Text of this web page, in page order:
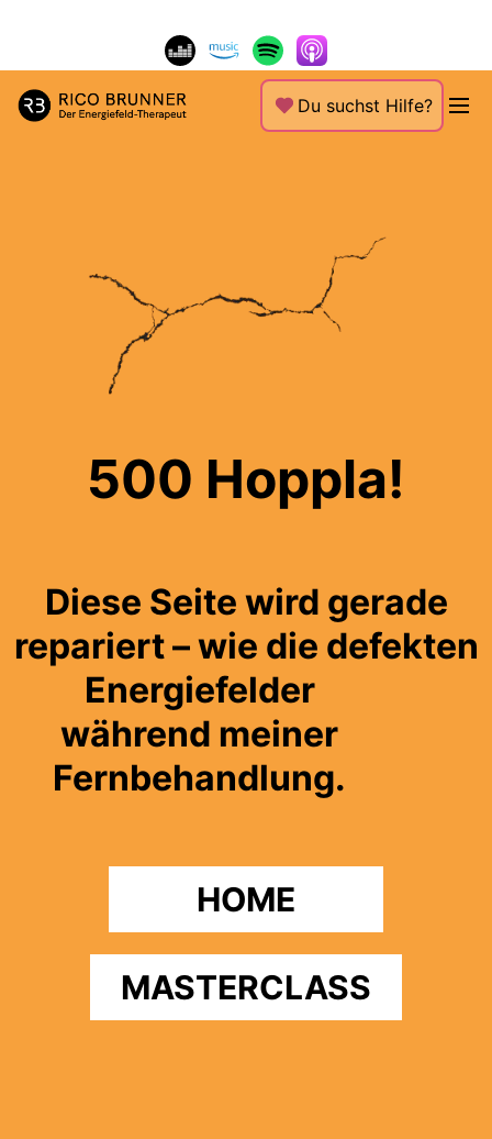
Du suchst Hilfe?
500 Hoppla!
Diese Seite wird gerade
repariert – wie die defekten
Energiefelder
während meiner
Fernbehandlung.
HOME
MASTERCLASS